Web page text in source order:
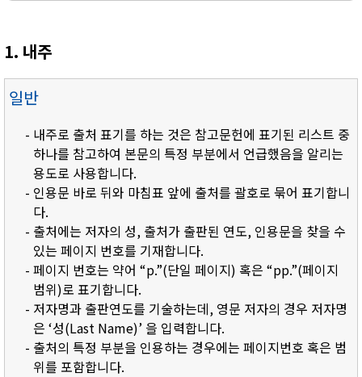
1. 내주
일반
- 내주로 출처 표기를 하는 것은 참고문헌에 표기된 리스트 중
하나를 참고하여 본문의 특정 부분에서 언급했음을 알리는
용도로 사용합니다.
- 인용문 바로 뒤와 마침표 앞에 출처를 괄호로 묶어 표기합니
다.
- 출처에는 저자의 성, 출처가 출판된 연도, 인용문을 찾을 수
있는 페이지 번호를 기재합니다.
- 페이지 번호는 약어 “p.”(단일 페이지) 혹은 “pp.”(페이지
범위)로 표기합니다.
- 저자명과 출판연도를 기술하는데, 영문 저자의 경우 저자명
은 ‘성(Last Name)’ 을 입력합니다.
- 출처의 특정 부분을 인용하는 경우에는 페이지번호 혹은 범
위를 포함합니다.